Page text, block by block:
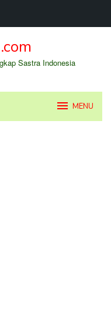
Sastra Indonesia
MENU